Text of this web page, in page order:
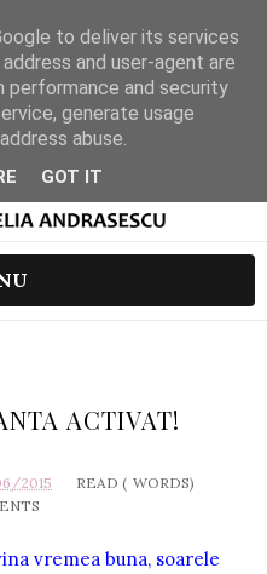
ACTIVAT!
2015 READ ( WORDS)
vremea buna, soarele
to deliver its services
and user-agent are
performance and security
generate usage
abuse.
GOT IT